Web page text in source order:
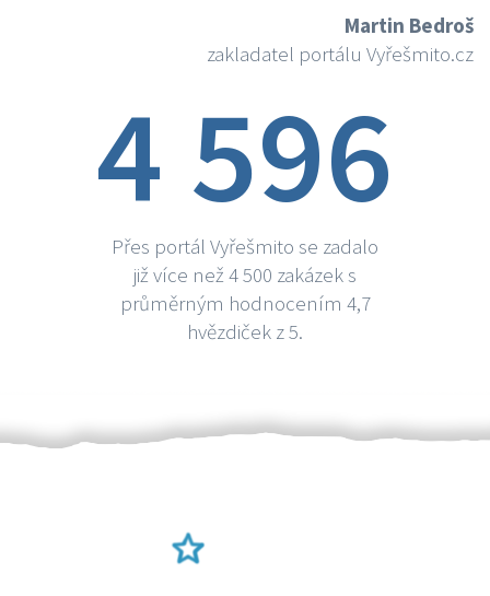
Martin Bedroš
zakladatel portálu Vyřešmito.cz
4 596
Přes portál Vyřešmito se zadalo
již více než 4 500 zakázek s
průměrným hodnocením 4,7
hvězdiček z 5.